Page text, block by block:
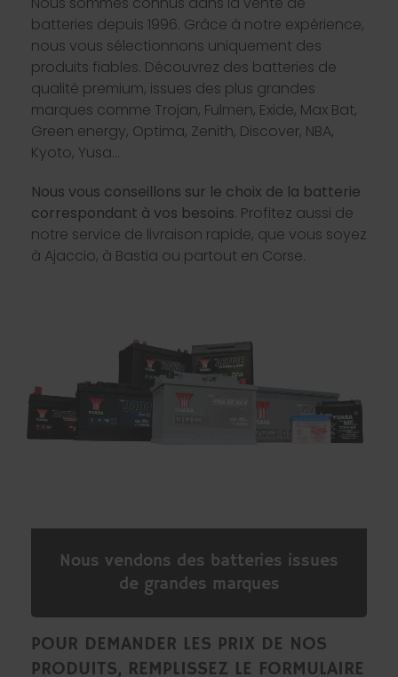
batteries depuis 1996. Grâce à notre expérience,
nous vous sélectionnons uniquement des
produits fiables. Découvrez des batteries de
qualité premium, issues des plus grandes
marques comme Trojan, Fulmen, Exide, Max Bat,
Green energy, Optima, Zenith, Discover, NBA,
Kyoto, Yusa…
Nous vous conseillons sur le choix de la batterie
correspondant à vos besoins. Profitez aussi de
notre service de livraison rapide, que vous soyez
à Ajaccio, à Bastia ou partout en Corse.
Nous vendons des batteries issues
de grandes marques
POUR DEMANDER LES PRIX DE NOS
PRODUITS, REMPLISSEZ LE FORMULAIRE